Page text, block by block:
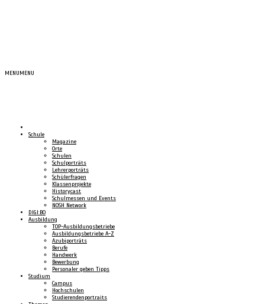
MENUMENU
Schule
Magazine
Orte
Schulen
Schulporträts
Lehrerporträts
Schülerfragen
Klassenprojekte
Historycast
Schulmessen und Events
NOSH Network
DIGI:BO
Ausbildung
TOP-Ausbildungsbetriebe
Ausbildungsbetriebe A-Z
Azubiporträts
Berufe
Handwerk
Bewerbung
Personaler geben Tipps
Studium
Campus
Hochschulen
Studierendenportraits